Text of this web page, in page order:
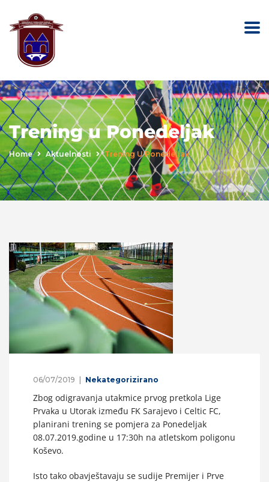
Trening u Ponedeljak
Home Aktuelnosti Trening U Ponedeljak
06/07/2019 Nekategorizirano
Zbog odigravanja utakmice prvog pretkola Lige
Prvaka u Utorak između FK Sarajevo i Celtic FC,
planirani trening se pomjera za Ponedeljak
08.07.2019.godine u 17:30h na atletskom poligonu
Koševo.
Isto tako obavještavaju se sudije Premijer i Prve